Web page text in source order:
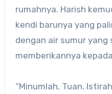
rumahnya. Harish
kendi barunya yang
dengan air sumur yang
memberikannya
“Minumlah, Tuan.